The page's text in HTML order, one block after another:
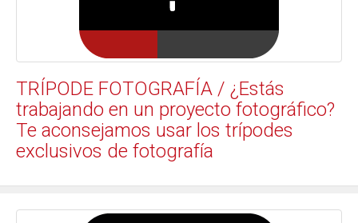
TRÍPODE FOTOGRAFÍA / ¿Estás
trabajando en un proyecto fotográfico?
Te aconsejamos usar los trípodes
exclusivos de fotografía